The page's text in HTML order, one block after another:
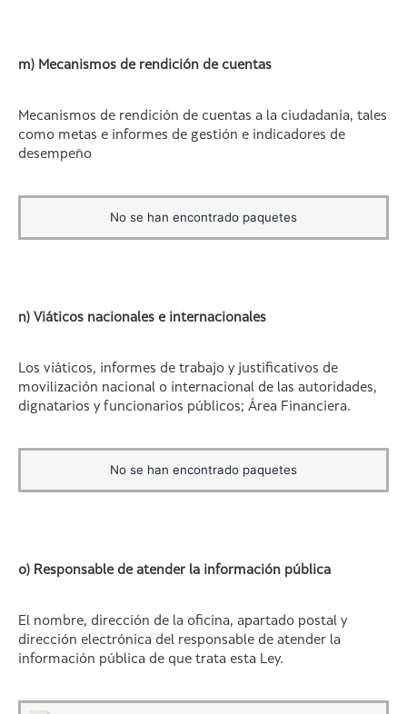
m) Mecanismos de rendición de cuentas
Mecanismos de rendición de cuentas a la ciudadanía, tales
como metas e informes de gestión e indicadores de
desempeño
No se han encontrado paquetes
n) Viáticos nacionales e internacionales
Los viáticos, informes de trabajo y justificativos de
movilización nacional o internacional de las autoridades,
dignatarios y funcionarios públicos; Área Financiera.
No se han encontrado paquetes
o) Responsable de atender la información pública
El nombre, dirección de la oficina, apartado postal y
dirección electrónica del responsable de atender la
información pública de que trata esta Ley.